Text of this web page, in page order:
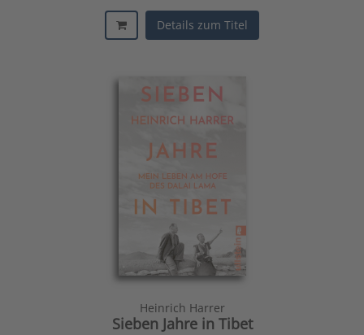
Details zum Titel
Heinrich Harrer
Sieben Jahre in Tibet